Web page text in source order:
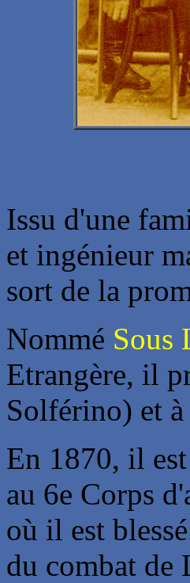
Issu d'une
et ingénieur
sort de la
Nommé Sous
Etrangère, il
Solférino) et
En 1870, il est
au 6e Corps
où il est
du combat de